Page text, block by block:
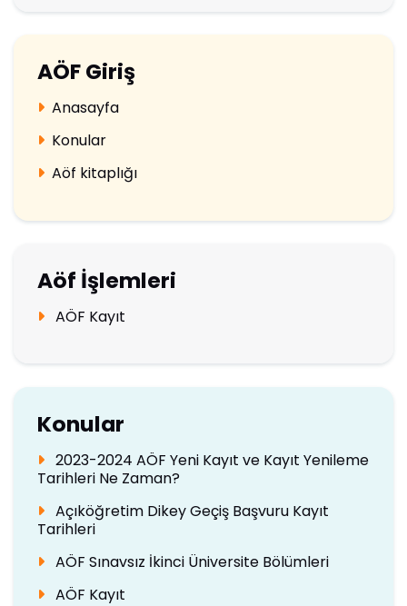
AÖF Giriş
Anasayfa
Konular
Aöf kitaplığı
Aöf İşlemleri
AÖF Kayıt
Konular
2023-2024 AÖF Yeni Kayıt ve Kayıt Yenileme
Tarihleri Ne Zaman?
Açıköğretim Dikey Geçiş Başvuru Kayıt
Tarihleri
AÖF Sınavsız İkinci Üniversite Bölümleri
AÖF Kayıt